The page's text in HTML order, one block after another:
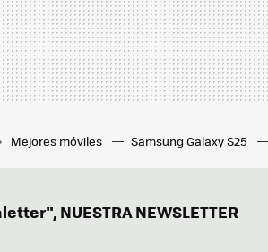
Mejores móviles Samsung Galaxy S25
NUESTRA NEWSLETTER